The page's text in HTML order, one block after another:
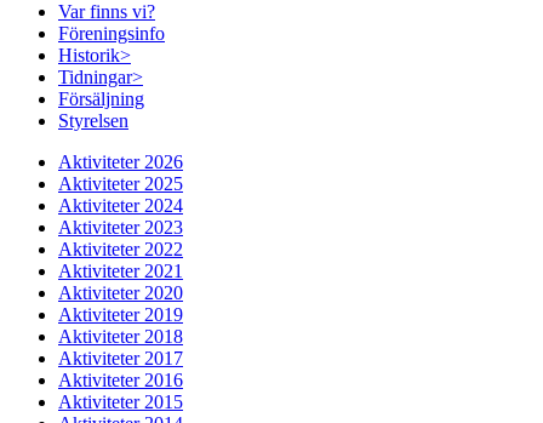
Var finns vi?
Föreningsinfo
Historik>
Tidningar>
Försäljning
Styrelsen
Aktiviteter 2026
Aktiviteter 2025
Aktiviteter 2024
Aktiviteter 2023
Aktiviteter 2022
Aktiviteter 2021
Aktiviteter 2020
Aktiviteter 2019
Aktiviteter 2018
Aktiviteter 2017
Aktiviteter 2016
Aktiviteter 2015